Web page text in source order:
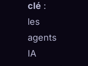
clé :
les
agents
IA